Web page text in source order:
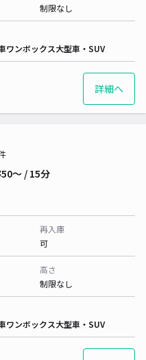
制限なし
ワンボックス大型車・SUV
詳細へ
〜 / 15分
再入庫
可
高さ
制限なし
ワンボックス大型車・SUV